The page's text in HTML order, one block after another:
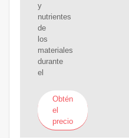
y
nutrientes
de
los
materiales
durante
el
Obtén
el
precio